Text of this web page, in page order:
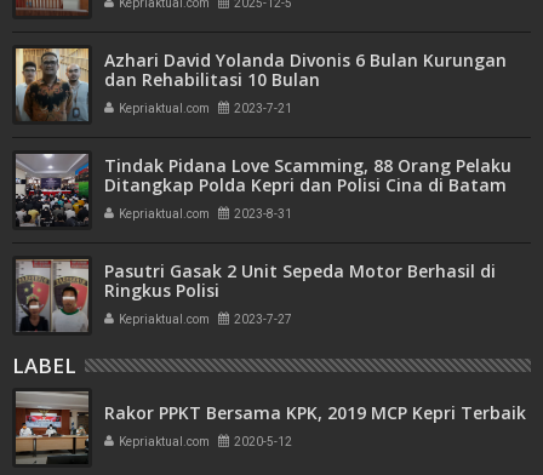
Kepriaktual.com 2025-12-5
Azhari David Yolanda Divonis 6 Bulan Kurungan
dan Rehabilitasi 10 Bulan
Kepriaktual.com 2023-7-21
Tindak Pidana Love Scamming, 88 Orang Pelaku
Ditangkap Polda Kepri dan Polisi Cina di Batam
Kepriaktual.com 2023-8-31
Pasutri Gasak 2 Unit Sepeda Motor Berhasil di
Ringkus Polisi
Kepriaktual.com 2023-7-27
LABEL
Rakor PPKT Bersama KPK, 2019 MCP Kepri Terbaik
Kepriaktual.com 2020-5-12